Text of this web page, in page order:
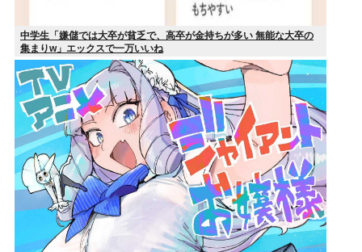
中学生「嫌儲では大卒が貧乏で、高卒が金持ちが多い 無能な大卒の
集まりw」エックスで一万いいね